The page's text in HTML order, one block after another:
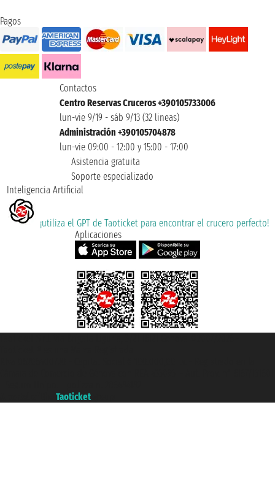
Pagos
Contactos
Centro Reservas Cruceros +390105733006
lun-vie 9/19 - sáb 9/13 (32 lineas)
Administración +390105704878
lun-vie 09:00 - 12:00 y 15:00 - 17:00
Asistencia gratuita
Soporte especializado
Inteligencia Artificial
¡utiliza el GPT de Taoticket para encontrar el crucero perfecto!
Aplicaciones
Taoticket